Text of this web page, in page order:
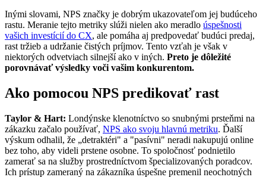
Inými slovami, NPS značky je dobrým ukazovateľom jej budúceho
rastu. Meranie tejto metriky slúži nielen ako meradlo úspešnosti
vašich investícií do CX, ale pomáha aj predpovedať budúci predaj,
rast tržieb a udržanie čistých príjmov. Tento vzťah je však v
niektorých odvetviach silnejší ako v iných. Preto je dôležité
porovnávať výsledky voči vašim konkurentom.
Ako pomocou NPS predikovať rast
Taylor & Hart: Londýnske klenotníctvo so snubnými prsteňmi na
zákazku začalo používať, NPS ako svoju hlavnú metriku. Ďalší
výskum odhalil, že „detraktéri" a "pasívni" neradi nakupujú online
bez toho, aby videli prstene osobne. To spoločnosť podnietilo
zamerať sa na služby prostredníctvom špecializovaných poradcov.
Ich prístup zameraný na zákazníka úspešne premenil neochotných